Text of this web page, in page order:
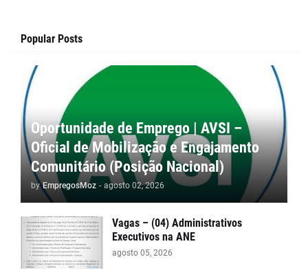
Popular Posts
Oportunidade de Emprego | AVSI –
Oficial de Mobilização e Engajamento
Comunitário (Posição Nacional)
by EmpregosMoz - agosto 02, 2026
Vagas – (04) Administrativos
Executivos na ANE
agosto 05, 2026